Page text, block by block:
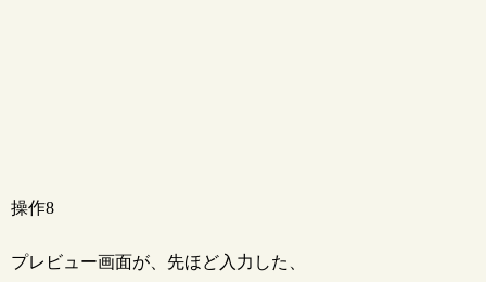
操作8
プレビュー画面が、先ほど入力した、